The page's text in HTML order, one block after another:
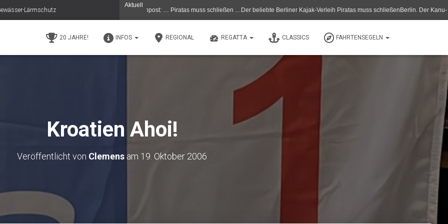
Aktuell
11.5.26 in der (C) Berliner Morgenpost: … Piratas muss schließen …Der beliebte Berliner Kajak-Verleih Piratas muss schließenBerlin. Der Kanu- und Kajak-
Lärmschutz
20 JAHRE! INFOS REGIONAL REGATTA CLASSICS FAHRTENSEGELN
Kroatien Ahoi!
Veröffentlicht von Clemens am 19. Oktober 2006